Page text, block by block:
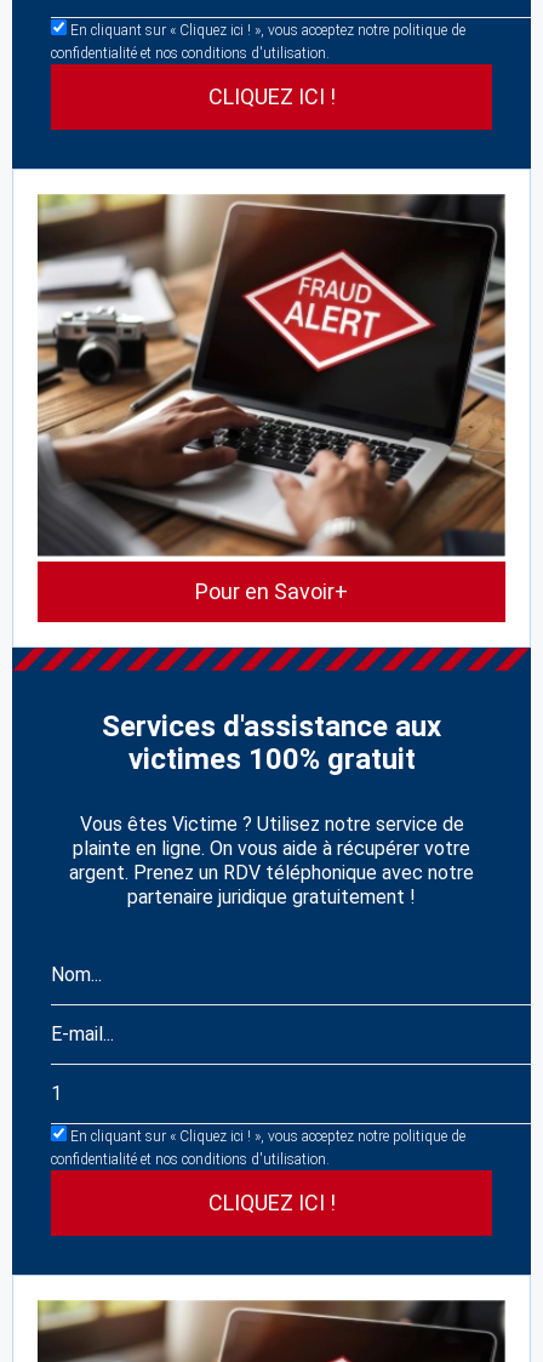
En cliquant sur « Cliquez ici ! », vous acceptez notre politique de
confidentialité et nos conditions d'utilisation.
Pour en Savoir+
Services d'assistance aux
victimes 100% gratuit
Vous êtes Victime ? Utilisez notre service de
plainte en ligne. On vous aide à récupérer votre
argent. Prenez un RDV téléphonique avec notre
partenaire juridique gratuitement !
En cliquant sur « Cliquez ici ! », vous acceptez notre politique de
confidentialité et nos conditions d'utilisation.